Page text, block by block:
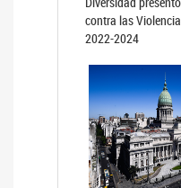
contra las
2022-2024